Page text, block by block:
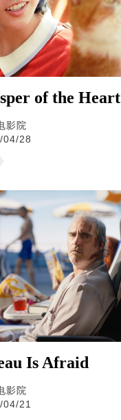
of the Heart
影院
04/28
Is Afraid
影院
04/21